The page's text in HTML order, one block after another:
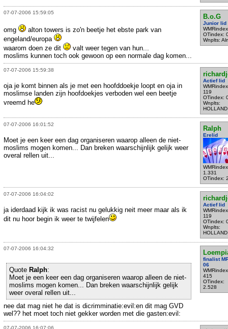
07-07-2006 15:59:05
B.o.G
Junior lid
OTindex:
Wnplts:
omg
alton towers is zo'n beetje het ebste park van
engeland/europa
waarom doen ze dit
valt weer tegen van hun...
moslims kunnen toch ook gewoon op een normale dag komen...
07-07-2006 15:59:38
Actief lid
119
OTindex:
Wnplts:
HOLLAND
oja je komt binnen als je met een hoofddoekje loopt en oja in
moslimse landen zijn hoofdoekjes verboden wel een beetje
vreemd he
07-07-2006 16:01:52
Ralph
Erelid
1.331
OTindex:
Moet je een keer een dag organiseren waarop alleen de niet-
moslims mogen komen... Dan breken waarschijnlijk gelijk weer
overal rellen uit...
07-07-2006 16:04:02
Actief lid
119
OTindex:
Wnplts:
HOLLAND
ja iderdaad kijk ik was racist nu gelukkig neit meer maar als ik
dit nu hoor begin ik weer te twijfelen
07-07-2006 16:04:32
finalist
06
415
OTindex:
2.528
Quote Ralph:
Moet je een keer een dag organiseren waarop alleen de niet-
moslims mogen komen... Dan breken waarschijnlijk gelijk
weer overal rellen uit...
nee dat mag niet he dat is dicrimminatie:evil:en dit mag GVD
wel?? het moet toch niet gekker worden met die gasten:evil:
07-07-2006 16:07:06